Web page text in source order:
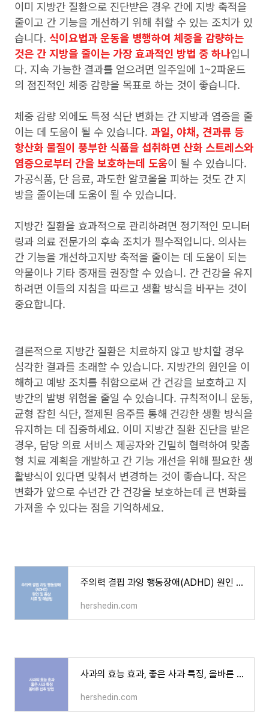
이미 지방간 질환으로 진단받은 경우 간에 지방 축적을
줄이고 간 기능을 개선하기 위해 취할 수 있는 조치가 있
습니다. 식이요법과 운동을 병행하여 체중을 감량하는
것은 간 지방을 줄이는 가장 효과적인 방법 중 하나입니
다. 지속 가능한 결과를 얻으려면 일주일에 1~2파운드
의 점진적인 체중 감량을 목표로 하는 것이 좋습니다.
체중 감량 외에도 특정 식단 변화는 간 지방과 염증을 줄
이는 데 도움이 될 수 있습니다. 과일, 야채, 견과류 등
항산화 물질이 풍부한 식품을 섭취하면 산화 스트레스와
염증으로부터 간을 보호하는데 도움이 될 수 있습니다.
가공식품, 단 음료, 과도한 알코올을 피하는 것도 간 지
방을 줄이는데 도움이 될 수 있습니다.
지방간 질환을 효과적으로 관리하려면 정기적인 모니터
링과 의료 전문가의 후속 조치가 필수적입니다. 의사는
간 기능을 개선하고지방 축적을 줄이는 데 도움이 되는
약물이나 기타 중재를 권장할 수 있습니. 간 건강을 유지
하려면 이들의 지침을 따르고 생활 방식을 바꾸는 것이
중요합니다.
결론적으로 지방간 질환은 치료하지 않고 방치할 경우
심각한 결과를 초래할 수 있습니다. 지방간의 원인을 이
해하고 예방 조치를 취함으로써 간 건강을 보호하고 지
방간의 발병 위험을 줄일 수 있습니다. 규칙적이니 운동,
균형 잡힌 식단, 절제된 음주를 통해 건강한 생활 방식을
유지하는 데 집중하세요. 이미 지방간 질환 진단을 받은
경우, 담당 의료 서비스 제공자와 긴밀히 협력하여 맞춤
형 치료 계획을 개발하고 간 기능 개선을 위해 필요한 생
활방식이 있다면 맞춰서 변경하는 것이 좋습니다. 작은
변화가 앞으로 수년간 간 건강을 보호하는데 큰 변화를
가져올 수 있다는 점을 기억하세요.
주의력 결핍 과잉 행동장애(ADHD) 원인 및 증상, 치료 및 예방법
hershedin.com
사과의 효능 효과, 좋은 사과 특징, 올바른 섭취 방법
hershedin.com